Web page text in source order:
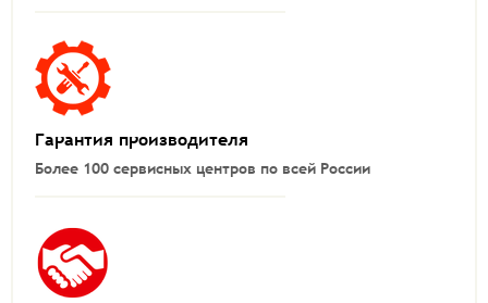
Гарантия производителя
Более 100 сервисных центров по всей России